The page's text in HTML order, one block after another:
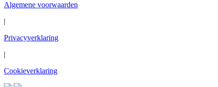
Algemene voorwaarden
|
Privacyverklaring
|
Cookieverklaring